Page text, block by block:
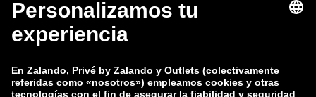
Trabaja con nosotros
Informe de vulnerabiliad
Grupo Zalando Formas de pago